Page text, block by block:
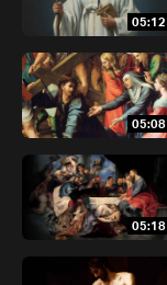
05:12
05:08
05:18